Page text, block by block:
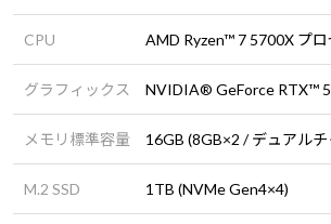
CPU AMD Ryzen™ 7 5700X プ
グラフィックス NVIDIA® GeForce RTX™
メモリ標準容量 16GB (8GB×2 / デュアルチ
M.2 SSD 1TB (NVMe Gen4×4)